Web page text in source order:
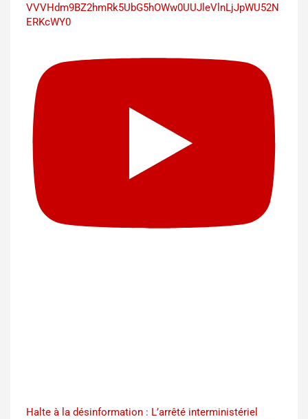
VVVHdm9BZ2hmRk5UbG5hOWw0UUJleVlnLjJpWU52N
ERKcWY0
Halte à la désinformation : L’arrêté interministériel